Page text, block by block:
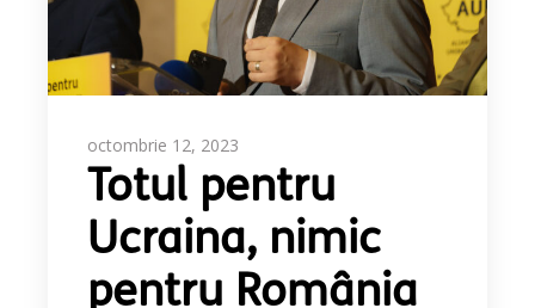
octombrie 12, 2023
Totul pentru
Ucraina, nimic
pentru România